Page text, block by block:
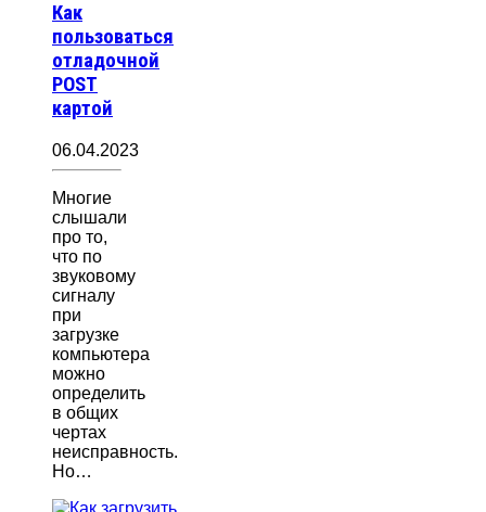
Как
пользоваться
отладочной
POST
картой
06.04.2023
Многие
слышали
про то,
что по
звуковому
сигналу
при
загрузке
компьютера
можно
определить
в общих
чертах
неисправность.
Но…